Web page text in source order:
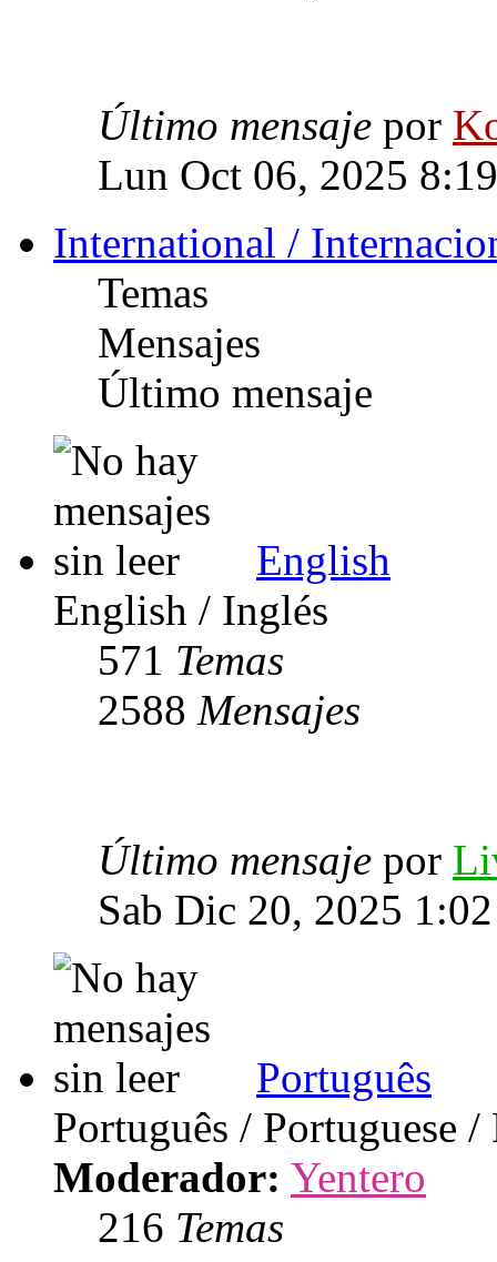
Último mensaje por
Lun Oct 06, 2025
International /
Temas
Mensajes
Último mensaje
English
English / Inglés
571 Temas
2588 Mensajes
Último mensaje por
Sab Dic 20, 2025
Português
Português / Portuguese /
Moderador: Yentero
216 Temas